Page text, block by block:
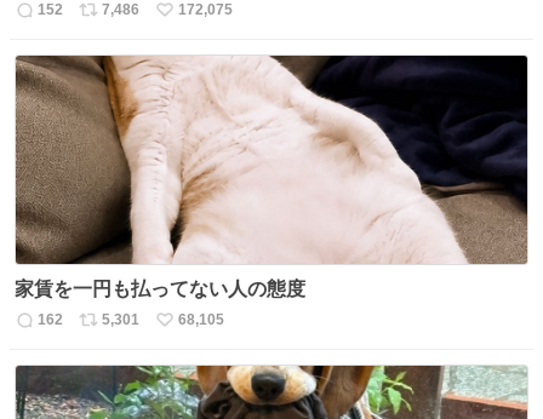
返
数
152
リ
ス
ト
数
7,486
い
ね
数
172,075
家賃を一円も払ってない人の態度
返
162
リ
ト
5,301
い
ね
数
68,105